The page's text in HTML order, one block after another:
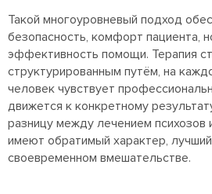
Такой многоуровневый подход
безопасность, комфорт пациента,
эффективность помощи. Терапия
структурированным путём, на
человек чувствует
движется к конкретному
разницу между лечением психозов
имеют обратимый характер,
своевременном вмешательстве.